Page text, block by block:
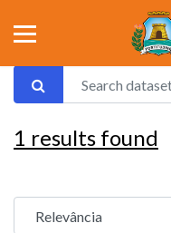
1 results found